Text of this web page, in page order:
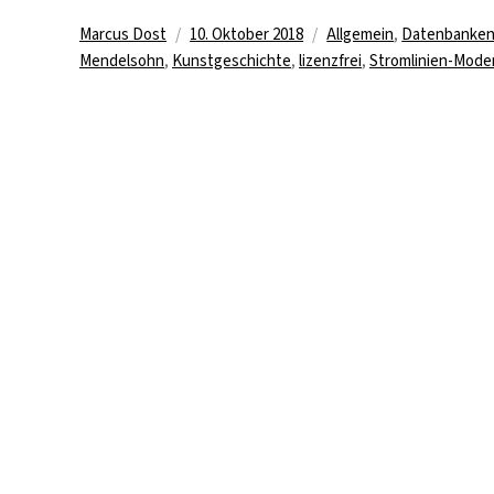
Autor
Marcus Dost
Veröffentlicht
am
10. Oktober 2018 Kategorien
Allgemein, Datenbanken
Mendelsohn, Kunstgeschichte, lizenzfrei, Stromlinien-